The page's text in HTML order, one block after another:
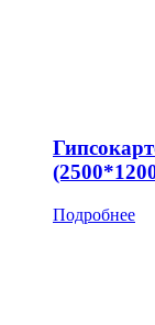
Подробнее